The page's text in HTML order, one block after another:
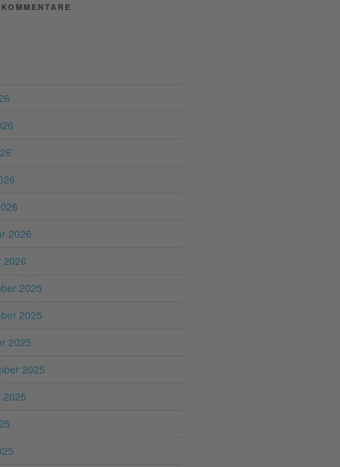
2026
2026
2025
2025
2025
2025
2025